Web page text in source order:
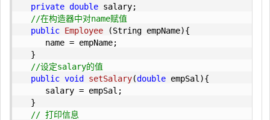
private double salary;
//在构造器中对name赋值
public Employee (String empName){
name = empName;
}
//设定salary的值
public void setSalary(double empSal ){
salary = empSal;
}
// 打印信息